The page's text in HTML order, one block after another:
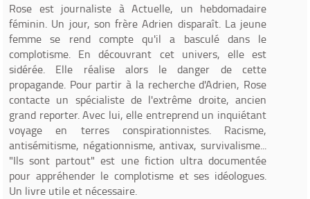
Rose est journaliste à Actuelle, un hebdomadaire
féminin. Un jour, son frère Adrien disparaît. La jeune
femme se rend compte qu'il a basculé dans le
complotisme. En découvrant cet univers, elle est
sidérée. Elle réalise alors le danger de cette
propagande. Pour partir à la recherche d'Adrien, Rose
contacte un spécialiste de l'extrême droite, ancien
grand reporter. Avec lui, elle entreprend un inquiétant
voyage en terres conspirationnistes. Racisme,
antisémitisme, négationnisme, antivax, survivalisme...
"Ils sont partout" est une fiction ultra documentée
pour appréhender le complotisme et ses idéologues.
Un livre utile et nécessaire.